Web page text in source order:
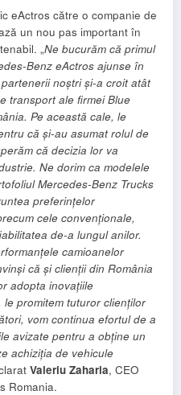
eActros către o companie de
un nou pas important în
„Ne bucurăm că primul
Benz eActros ajunse în
noștri și-a croit atât
transport ale firmei Blue
Pe această cale, le
că și-au asumat rolul de
că decizia lor va
Ne dorim ca modelele
Mercedes-Benz Trucks
preferințelor
cele convenționale,
de-a lungul anilor.
camioanelor
că și clienții din România
adopta inovațiile
promitem tuturor clienților
vom continua efortul de a
avizate pentru a obține un
achiziția de vehicule
Valeriu Zaharia, CEO
Romania.